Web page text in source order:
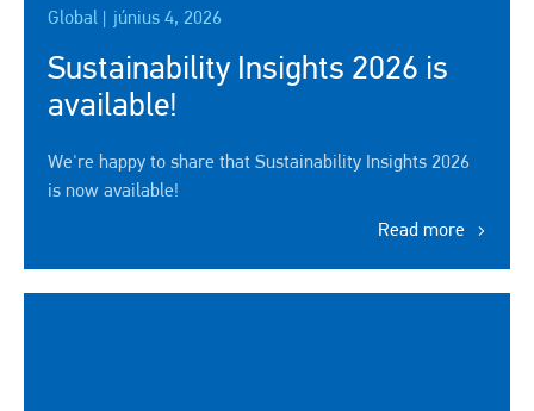
Global | június 4, 2026
Sustainability Insights 2026 is
available!
We're happy to share that Sustainability Insights 2026
is now available!
Read more